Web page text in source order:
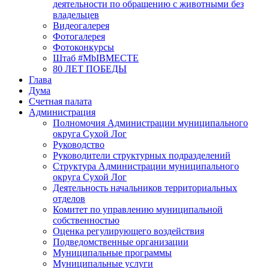
деятельности по обращению с животными без
владельцев
Видеогалерея
Фотогалерея
Фотоконкурсы
Штаб #MbIBMECTE
80 ЛЕТ ПОБЕДЫ
Глава
Дума
Счетная палата
Администрация
Полномочия Администрации муниципального
округа Сухой Лог
Руководство
Руководители структурных подразделений
Структура Администрации муниципального
округа Сухой Лог
Деятельность начальников территориальных
отделов
Комитет по управлению муниципальной
собственностью
Оценка регулирующего воздействия
Подведомственные организации
Муниципальные программы
Муниципальные услуги